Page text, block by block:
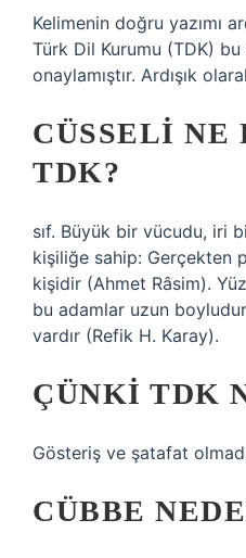
Kelimenin doğru yazımı
Türk Dil Kurumu (TDK) bu
onaylamıştır. Ardışık
CÜSSELI NE
TDK?
sıf. Büyük bir vücudu, iri
kişiliğe sahip: Gerçekten
kişidir (Ahmet Râsim).
bu adamlar uzun
vardır (Refik H. Karay).
ÇÜNKI TDK
Gösteriş ve şatafat
CÜBBE